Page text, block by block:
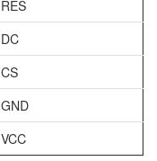
RES
DC
CS
GND
VCC